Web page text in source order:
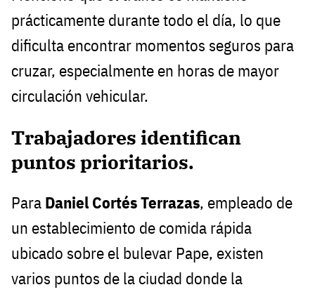
prácticamente durante todo el día, lo que
dificulta encontrar momentos seguros para
cruzar, especialmente en horas de mayor
circulación vehicular.
Trabajadores identifican
puntos prioritarios.
Para Daniel Cortés Terrazas, empleado de
un establecimiento de comida rápida
ubicado sobre el bulevar Pape, existen
varios puntos de la ciudad donde la